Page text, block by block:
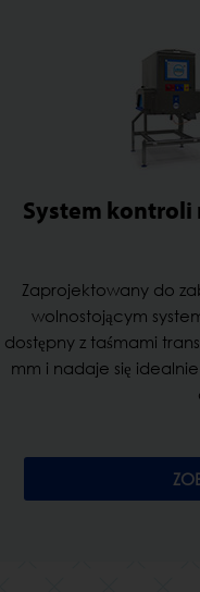
System kontroli
Zaprojektowany do
wolnostojącym
dostępny z taśmami
mm i nadaje się